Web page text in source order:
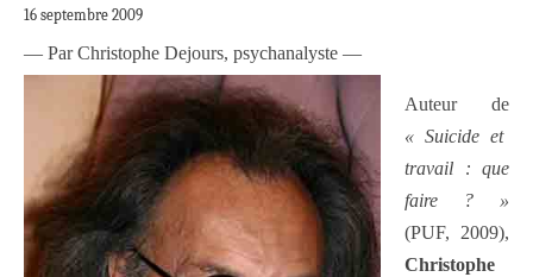
16 septembre 2009
— Par Christophe Dejours, psychanalyste —
Auteur de
« Suicide et
travail : que
faire ? »
(PUF, 2009),
Christophe